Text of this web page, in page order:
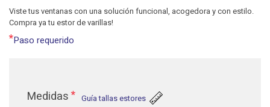
Viste tus ventanas con una solución funcional, acogedora y con estilo.
Compra ya tu estor de varillas!
*Paso requerido
Medidas * Guía tallas estores